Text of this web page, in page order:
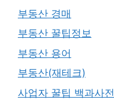
부동산 경매
부동산 꿀팁정보
부동산 용어
부동산(재테크)
사업자 꿀팁 백과사전